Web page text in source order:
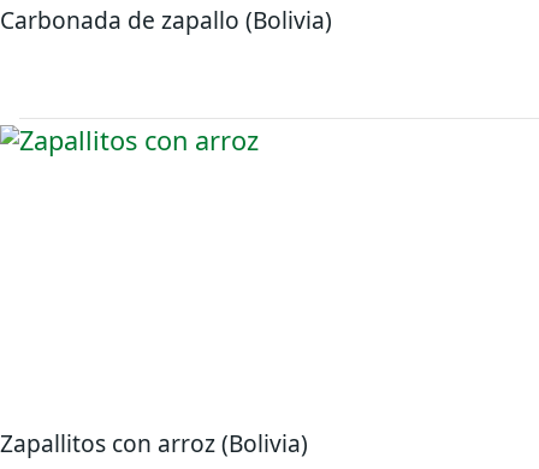
Carbonada de zapallo (Bolivia)
Zapallitos con arroz (Bolivia)